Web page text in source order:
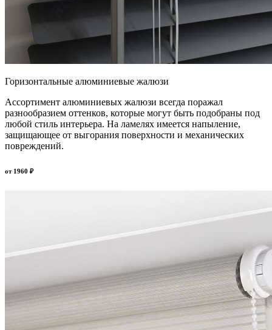
Горизонтальные алюминиевые жалюзи
Ассортимент алюминиевых жалюзи всегда поражал
разнообразием оттенков, которые могут быть подобраны под
любой стиль интерьера. На ламелях имеется напыление,
защищающее от выгорания поверхности и механических
повреждений.
от 1960 ₽